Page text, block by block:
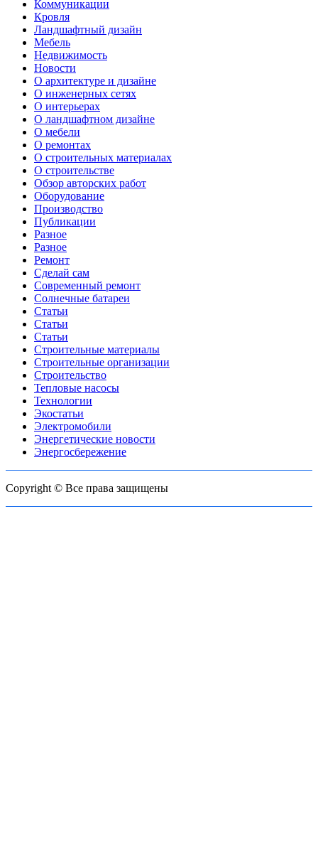
Коммуникации
Кровля
Ландшафтный дизайн
Мебель
Недвижимость
Новости
О архитектуре и дизайне
О инженерных сетях
О интерьерах
О ландшафтном дизайне
О мебели
О ремонтах
О строительных материалах
О строительстве
Обзор авторских работ
Оборудование
Производство
Публикации
Разное
Разное
Ремонт
Сделай сам
Современный ремонт
Солнечные батареи
Статьи
Статьи
Статьи
Строительные материалы
Строительные организации
Строительство
Тепловые насосы
Технологии
Экостатьи
Электромобили
Энергетические новости
Энергосбережение
Copyright © Все права защищены